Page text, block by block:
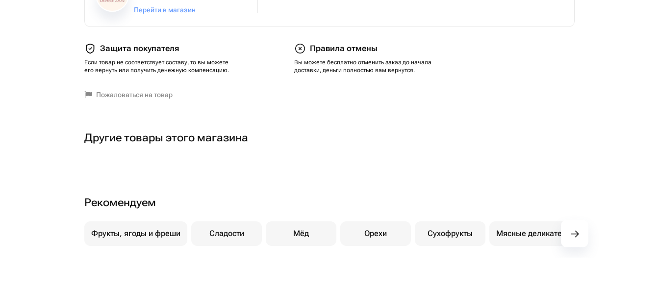
Перейти в магазин
Защита покупателя
Если товар не соответствует составу, то вы можете
его вернуть или получить денежную компенсацию.
Правила отмены
Вы можете бесплатно отменить заказ до начала
доставки, деньги полностью вам вернутся.
Пожаловаться на товар
Другие товары этого магазина
Рекомендуем
Фрукты, ягоды и фреши Сладости Мёд Орехи Сухофрукты Мясные деликатесы